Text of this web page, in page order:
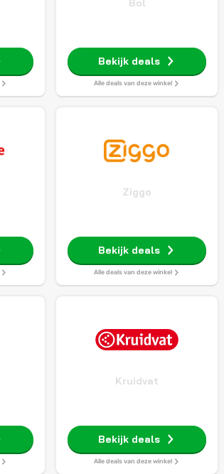
Bol
Bekijk deals
Alle deals van deze winkel
Ziggo
Bekijk deals
Alle deals van deze winkel
Kruidvat
Bekijk deals
Alle deals van deze winkel